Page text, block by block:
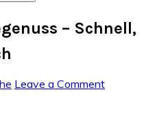
– Schnell,
Leave a Comment